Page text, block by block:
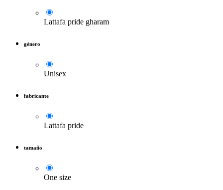
Lattafa pride gharam
género
Unisex
fabricante
Lattafa pride
tamaño
One size